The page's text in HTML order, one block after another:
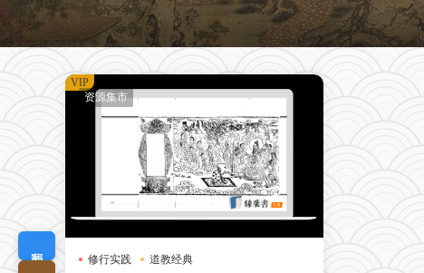
资源集市
修行实践
道教经典
VIP